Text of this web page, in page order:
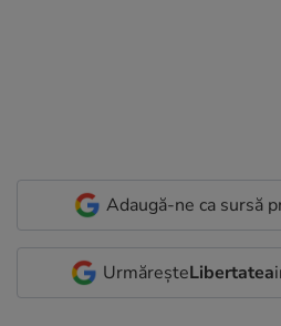
Adaugă-ne ca sursă
UrmăreșteLibertatea